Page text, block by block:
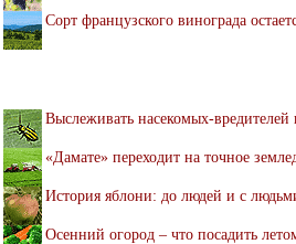
Сорт французского винограда
Выслеживать насекомых-вредителей
«Дамате» переходит на точное
История яблони: до людей и с
Осенний огород – что посадить